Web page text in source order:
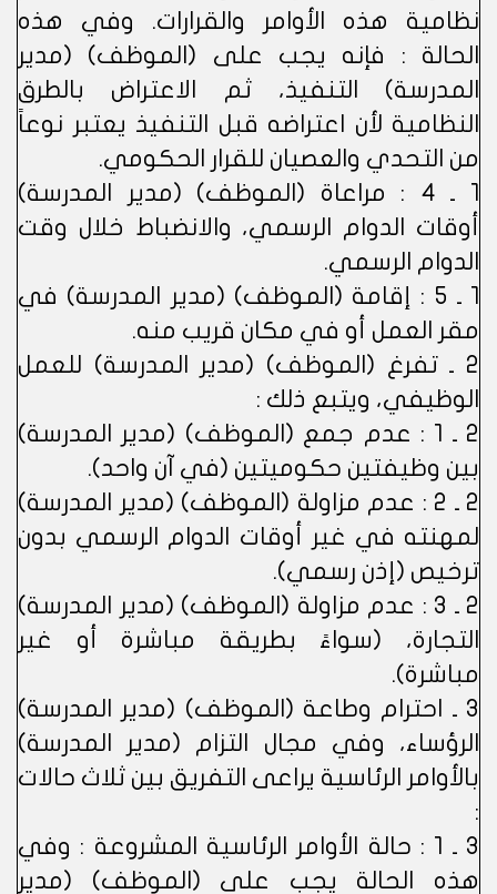
نظامية هذه الأوامر والقرارات. وفي هذه
الحالة : فإنه يجب على (الموظف) (مدير
المدرسة) التنفيذ، ثم الاعتراض بالطرق
النظامية لأن اعتراضه قبل التنفيذ يعتبر نوعاً
من التحدي والعصيان للقرار الحكومي.
1 ـ 4 : مراعاة (الموظف) (مدير المدرسة)
أوقات الدوام الرسمي، والانضباط خلال وقت
الدوام الرسمي.
1 ـ 5 : إقامة (الموظف) (مدير المدرسة) في
مقر العمل أو في مكان قريب منه.
2 ـ تفرغ (الموظف) (مدير المدرسة) للعمل
الوظيفي، ويتبع ذلك :
2 ـ 1 : عدم جمع (الموظف) (مدير المدرسة)
بين وظيفتين حكوميتين (في آن واحد).
2 ـ 2 : عدم مزاولة (الموظف) (مدير المدرسة)
لمهنته في غير أوقات الدوام الرسمي بدون
ترخيص (إذن رسمي).
2 ـ 3 : عدم مزاولة (الموظف) (مدير المدرسة)
التجارة، (سواءً بطريقة مباشرة أو غير
مباشرة).
3 ـ احترام وطاعة (الموظف) (مدير المدرسة)
الرؤساء، وفي مجال التزام (مدير المدرسة)
بالأوامر الرئاسية يراعى التفريق بين ثلاث حالات
:
3 ـ 1 : حالة الأوامر الرئاسية المشروعة : وفي
هذه الحالة يجب على (الموظف) (مدير